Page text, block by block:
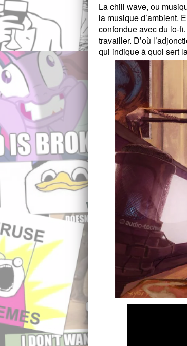
La chill wave, ou
la musique d’ambient.
confondue avec du lo-fi.
travailler. D’où
qui indique à quoi sert